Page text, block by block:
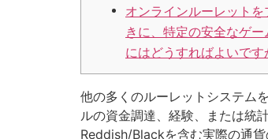
オンラインルーレットを
きに、特定の安全なゲー
にはどうすればよいです
他の多くのルーレットシステム
ルの資金調達、経験、または統
Reddish/Blackを含む実際の通